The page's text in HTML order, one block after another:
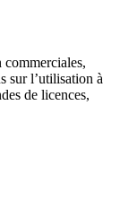
commerciales,
sur l’utilisation à
de licences,